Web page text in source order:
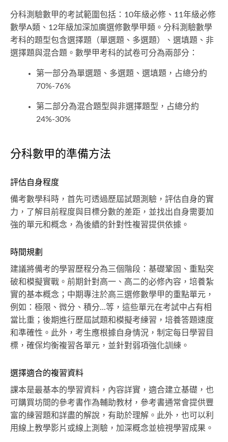
分科測驗數甲的考試範圍包括：10年級必修、11年級必修
數學A類、12年級加深加廣選修數學甲類。分科測驗數學
考科的題型包含選擇題（單選題、多選題）、選填題、非
選擇題與混合題。數學甲考科的試卷可分為兩部分：
第一部分為單選題、多選題、選填題，占總分約
70%-76%
第二部分為混合題型與非選擇題型，占總分約
24%-30%
分科數甲的準備方法
評估自身程度
備考數學科時，首先可透過歷屆試題測驗，評估自身的實
力，了解目前程度與目標分數的差距，並找出自身需要加
強的單元和概念，為後續的針對性複習提供依據。
時間規劃
建議將備考的學習歷程分為三個階段：基礎鞏固、重點突
破和模擬實戰。前期針對高一、高二的必修內容，培養紮
實的基本概念；中期專注於高三選修數學甲的重點單元，
例如：極限、微分、積分...等，這些單元在考試中占有相
當比重；後期進行歷屆試題和模擬考練習，培養答題速度
和準確性。此外，考生應根據自身情況，制定每日學習目
標，確保均衡複習各單元，並針對弱項強化訓練。
選擇適合的複習資料
課本是最基本的學習資料，內容詳實，適合建立基礎，也
可購買坊間的參考書作為輔助教材，參考書通常會提供豐
富的練習題和詳盡的解說，有助於理解。此外，也可以利
用線上教學影片或線上測驗，加深概念並檢視學習成果。